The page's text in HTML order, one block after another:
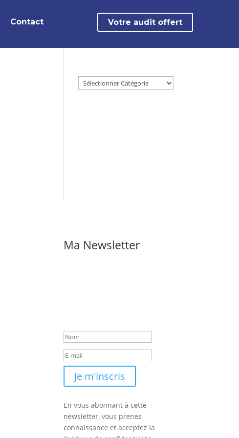
Contact
Votre audit offert
Ma Newsletter
Je m'inscris
En vous abonnant à cette
newsletter, vous prenez
connaissance et acceptez la